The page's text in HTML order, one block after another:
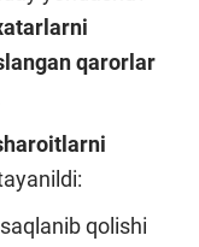
qarorlar
saqlanib qolishi